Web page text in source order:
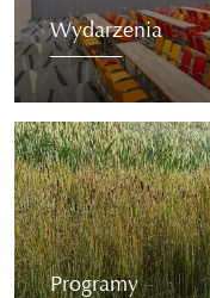
Wydarzenia
Programy